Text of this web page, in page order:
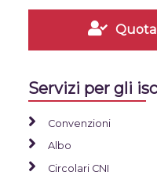
Quota
Servizi per gli
Convenzioni
Albo
Circolari CNI